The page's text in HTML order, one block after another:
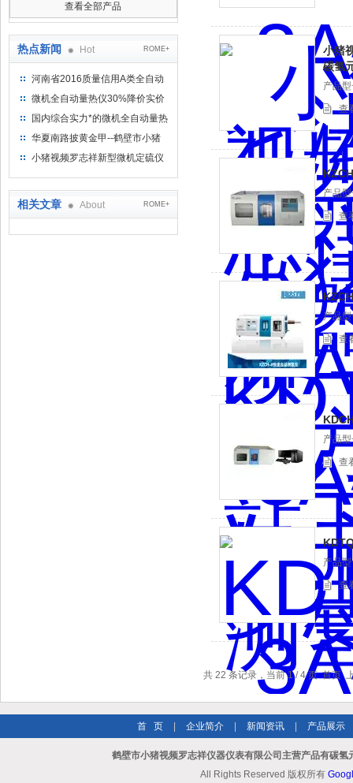
查看全部产品
热点新闻 Hot ROME+
河南省2016质量信用A类全自动
量热仪
微机全自动量热仪30%降价实价
出售
国内综合实力*的微机全自动量热
仪制造企业
华夏南路披黄金甲--鹤壁市小猪
视频罗志祥仪器仪表有限公司
小猪视频罗志祥新型微机定硫仪
相关文章 About ROME+
小猪
碳氢
产品型
查
产品型号
查
产品型号
查
产品型号
查
产品型
查
共 22 条记录，当前 1 / 4 页 首页
首 页 企业简介 新闻资讯 产品展示
鹤壁市小猪视频罗志祥仪器仪表有限公司主营产品有碳
All Rights Reserved 版权所有